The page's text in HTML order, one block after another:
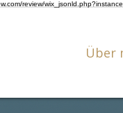
review/
Über